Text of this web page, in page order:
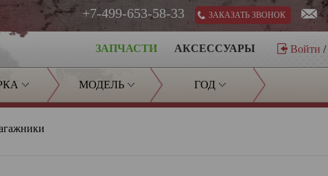
ЗАКАЗАТЬ ЗВОНОК
+7-499-653-58-33
Войти /
АКСЕССУАРЫ
ЗАПЧАСТИ
МОДЕЛЬ ГОД